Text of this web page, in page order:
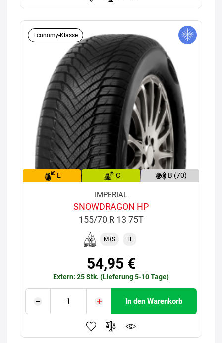
Economy-Klasse
E C B (70)
IMPERIAL
SNOWDRAGON HP
155/70 R 13 75T
M+S TL
54,95 €
Extern: 25 Stk. (Lieferung 5-10 Tage)
In den Warenkorb